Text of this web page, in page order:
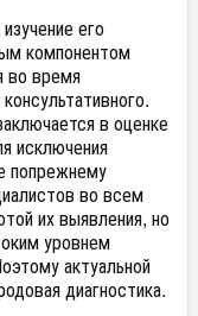
его
компонентом
во время
в оценке
исключения
попрежнему
во всем
их выявления, но
уровнем
актуальной
диагностика.